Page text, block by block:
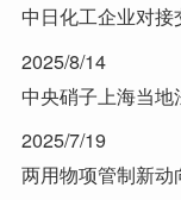
中日化工企业对
2025/8/14
中央硝子上海当
2025/7/19
两用物项管制新动